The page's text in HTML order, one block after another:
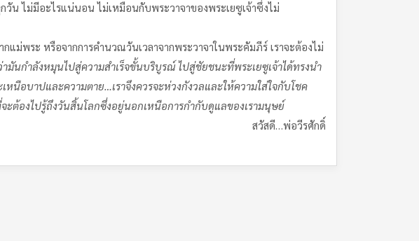
ไม่มีอะไรแน่นอน ไม่เหมือนกับพระวาจาของพระเยซูเจ้าซึ่งไม่
แม่พระ หรือจากการคำนวณวันเวลาจากพระวาจาในพระคัมภีร์ เราจะต้องไม่
มันกำลังหมุนไปสู่ความสำเร็จขั้นบริบูรณ์ ไปสู่ชัยชนะที่พระเยซูเจ้าได้ทรงนำ
อบาปและความตาย…เราจึงควรจะห่วงกังวลและให้ความใส่ใจกับโชค
ะต้องไปรู้ถึงวันสิ้นโลกซึ่งอยู่นอกเหนือการกำกับดูแลของเรามนุษย์
สวัสดี…พ่อวีรศักดิ์